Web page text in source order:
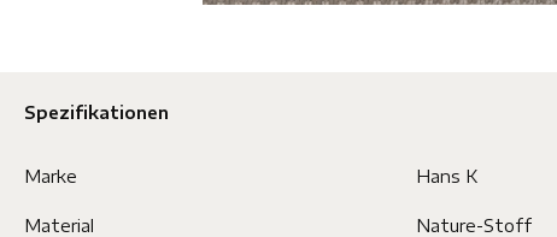
Spezifikationen
Marke Hans K
Material Nature-Stoff